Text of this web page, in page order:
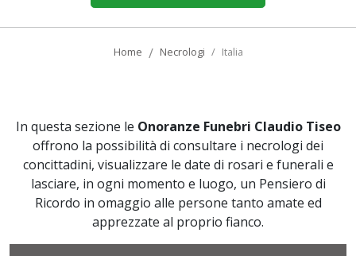
Home Necrologi Italia
In questa sezione le Onoranze Funebri Claudio Tiseo
offrono la possibilità di consultare i necrologi dei
concittadini, visualizzare le date di rosari e funerali e
lasciare, in ogni momento e luogo, un Pensiero di
Ricordo in omaggio alle persone tanto amate ed
apprezzate al proprio fianco.